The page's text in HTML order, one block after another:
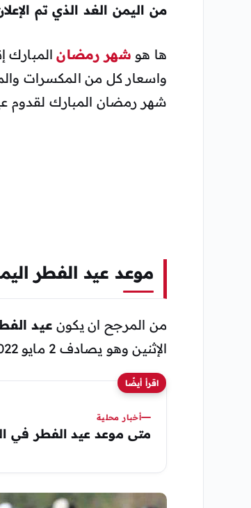
من اليمن الغد الذي تم
ها هو شهر رمضانالمبارك
واسعار كل من المكسرات
شهر رمضان المبارك لقدوم
موعد عيد الفطر اليمن
من المرجح ان يكون عيد
الإثنين وهو يصادف 2 مايو 2022 لهذا الشهر الميلادي كما تم الإعلان من قبل الجوبي.
اقرأ أيضًا
أخبار محلية
متى موعد عيد الفطر في اليمن 2026